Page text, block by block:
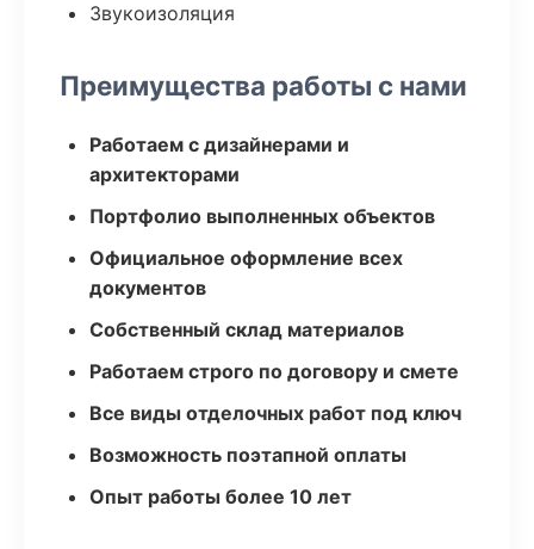
Звукоизоляция
Преимущества работы с нами
Работаем с дизайнерами и
архитекторами
Портфолио выполненных объектов
Официальное оформление всех
документов
Собственный склад материалов
Работаем строго по договору и смете
Все виды отделочных работ под ключ
Возможность поэтапной оплаты
Опыт работы более 10 лет